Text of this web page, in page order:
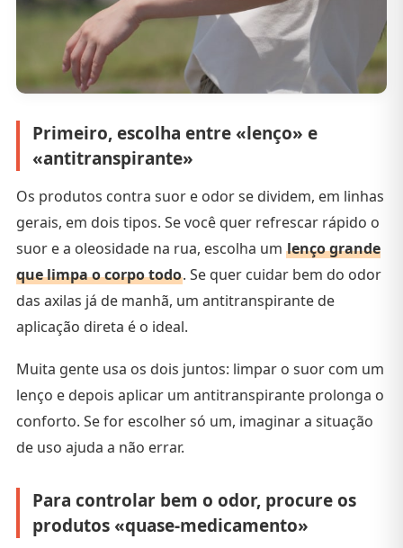
Primeiro, escolha entre «lenço» e
«antitranspirante»
Os produtos contra suor e odor se dividem, em linhas
gerais, em dois tipos. Se você quer refrescar rápido o
suor e a oleosidade na rua, escolha um lenço grande
que limpa o corpo todo. Se quer cuidar bem do odor
das axilas já de manhã, um antitranspirante de
aplicação direta é o ideal.
Muita gente usa os dois juntos: limpar o suor com um
lenço e depois aplicar um antitranspirante prolonga o
conforto. Se for escolher só um, imaginar a situação
de uso ajuda a não errar.
Para controlar bem o odor, procure os
produtos «quase-medicamento»